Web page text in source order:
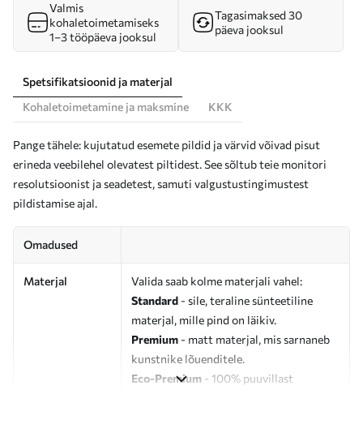
Valmis
kohaletoimetamiseks
1–3 tööpäeva jooksul
Tagasimaksed 30
päeva jooksul
Spetsifikatsioonid ja materjal
Kohaletoimetamine ja maksmine
KKK
Pange tähele: kujutatud esemete pildid ja värvid võivad pisut
erineda veebilehel olevatest piltidest. See sõltub teie monitori
resolutsioonist ja seadetest, samuti valgustustingimustest
pildistamise ajal.
Omadused
Materjal
Valida saab kolme materjali vahel:
Standard - sile, teraline sünteetiline
materjal, mille pind on läikiv.
Premium - matt materjal, mis sarnaneb
kunstnike lõuenditele.
Eco-Premium - 100% puuvillast